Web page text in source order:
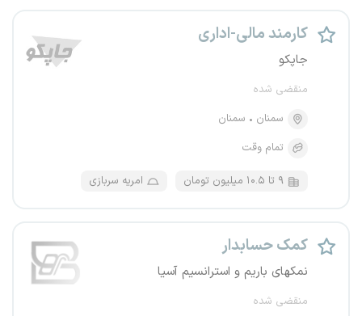
کارمند مالی-اداری
جاپکو
منقضی شده
سمنان
سمنان
تمام وقت
۹ تا ۱۰.۵ میلیون تومان امریه سربازی
کمک حسابدار
نمکهای باریم و استرانسیم آسیا
منقضی شده